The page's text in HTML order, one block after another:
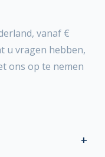
vanaf €
u vragen hebben,
ons op te nemen